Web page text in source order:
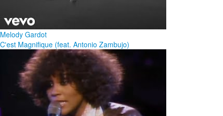
Melody Gardot
C'est Magnifique (feat. Antonio Zambujo)